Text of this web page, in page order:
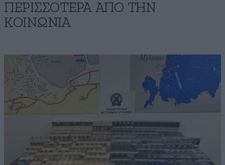
ΠΕΡΙΣΣΟΤΕΡΑ ΑΠΟ ΤΗΝ
ΚΟΙΝΩΝΙΑ